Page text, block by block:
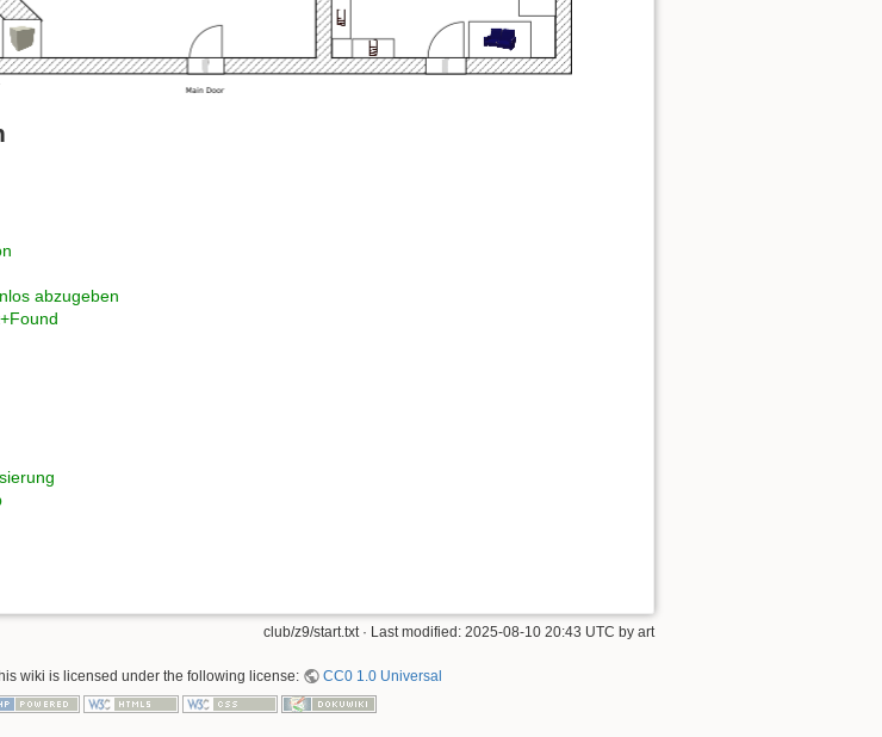
abzugeben
club/z9/start.txt· Last modified: 2025-08-10 20:43 UTC by art
wiki is licensed under the following license: CC0 1.0 Universal